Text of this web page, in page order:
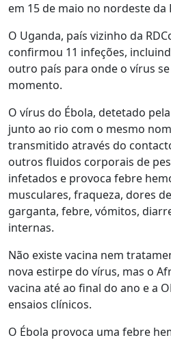
em 15 de maio no nordeste da
O Uganda, país vizinho da
confirmou 11 infeções,
outro país para onde o vírus
momento.
O vírus do Ébola, detetado
junto ao rio com o mesmo
transmitido através do
outros fluidos corporais de
infetados e provoca febre
musculares, fraqueza, dores
garganta, febre, vómitos,
internas.
Não existe vacina nem
nova estirpe do vírus, mas o
vacina até ao final do ano e a
ensaios clínicos.
O Ébola provoca uma febre